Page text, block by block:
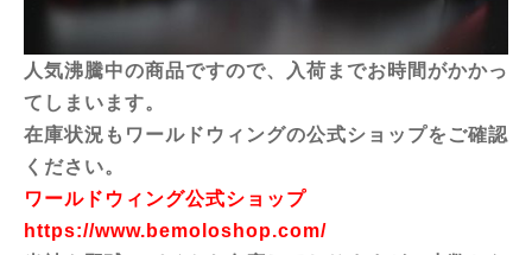
人気沸騰中の商品ですので、入荷までお時間がかかっ
てしまいます。
在庫状況もワールドウィングの公式ショップをご確認
ください。
ワールドウィング公式ショップ
https://www.bemoloshop.com/